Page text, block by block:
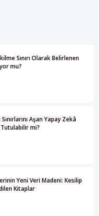
Sınırı Olarak Belirlenen
mu?
Aşan Yapay Zekâ
mi?
Yeni Veri Madeni: Kesilip
Kitaplar